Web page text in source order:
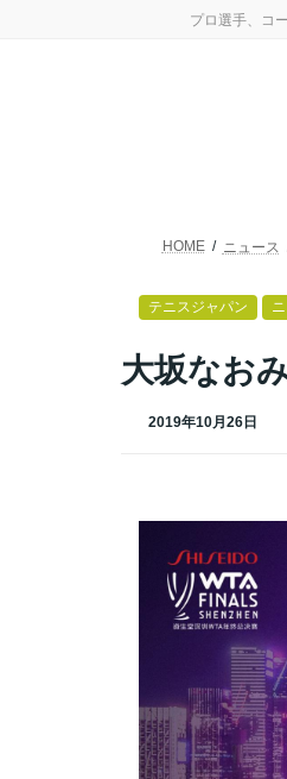
プロ選手、コ
テニスジャパン
大坂なお
2019年10月26日
HOME ニュース